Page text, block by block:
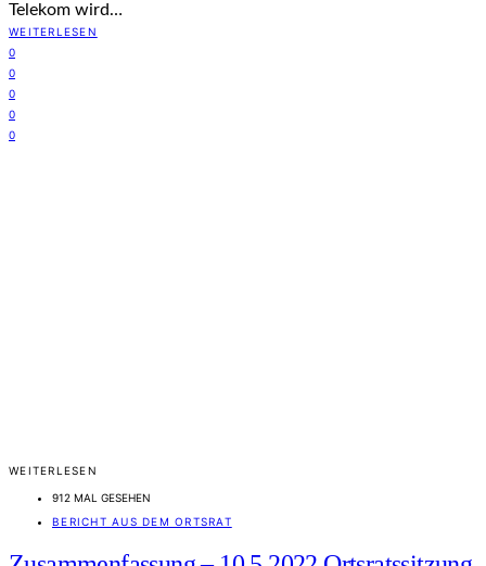
Telekom wird…
WEITERLESEN
0
0
0
0
0
WEITERLESEN
912 MAL GESEHEN
BERICHT AUS DEM ORTSRAT